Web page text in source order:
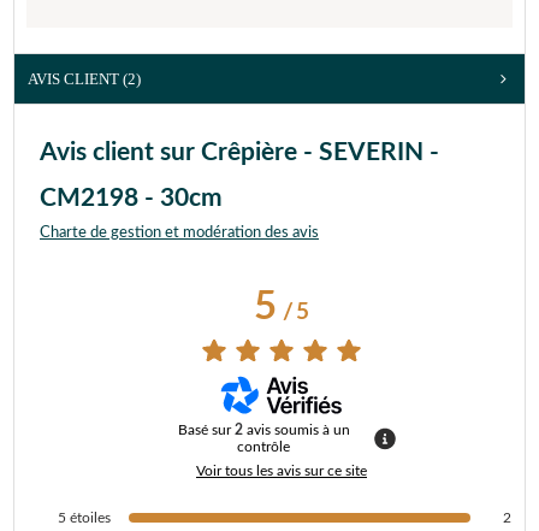
AVIS CLIENT (2)
Avis client sur Crêpière - SEVERIN -
CM2198 - 30cm
Charte de gestion et modération des avis
5/ 5
Basé sur2 avis soumis à un
contrôle
Voir tous les avis sur ce site
5 étoiles
2